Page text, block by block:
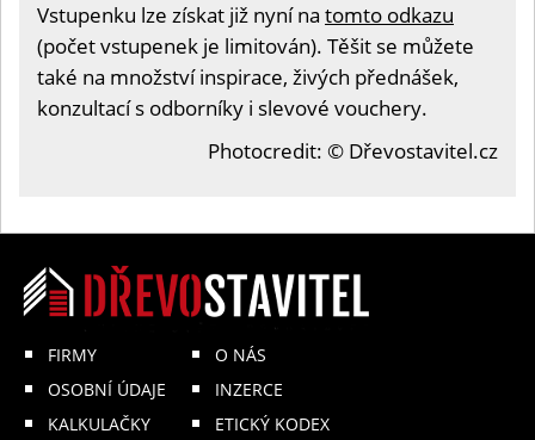
Vstupenku lze získat již nyní na tomto odkazu
(počet vstupenek je limitován). Těšit se můžete
také na množství inspirace, živých přednášek,
konzultací s odborníky i slevové vouchery.
Photocredit: © Dřevostavitel.cz
FIRMY
OSOBNÍ ÚDAJE
KALKULAČKY
O NÁS
INZERCE
ETICKÝ KODEX